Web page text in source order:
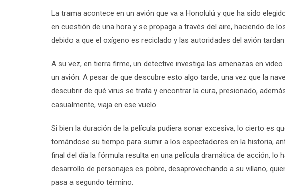
La trama acontece en un avión que va a Honolulú y que ha sido
en cuestión de una hora y se propaga a través del aire, haciendo de
debido a que el oxígeno es reciclado y las autoridades del avión
A su vez, en tierra firme, un detective investiga las amenazas en
un avión. A pesar de que descubre esto algo tarde, una vez que la
descubrir de qué virus se trata y encontrar la cura, presionado,
casualmente, viaja en ese vuelo.
Si bien la duración de la película pudiera sonar excesiva, lo cierto es
tomándose su tiempo para sumir a los espectadores en la historia,
final del día la fórmula resulta en una película dramática de acción, lo
desarrollo de personajes es pobre, desaprovechando a su villano,
pasa a segundo término.